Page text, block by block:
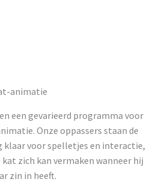
animatie
een gevarieerd programma voor
Onze oppassers staan de
klaar voor spelletjes en interactie,
kat zich kan vermaken wanneer hij
zin in heeft.